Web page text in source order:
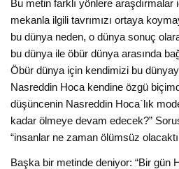
Bu metin farklı yönlere
mekanla ilgili tavrımızı ortaya
bu dünya neden, o dünya sonuç
bu dünya ile öbür dünya arasında
Öbür dünya için kendimizi bu
Nasreddin Hoca kendine özgü
düşüncenin Nasreddin Hoca`lık
kadar ölmeye devam edecek?”
“insanlar ne zaman ölümsüz
Başka bir metinde deniyor: “Bir gün